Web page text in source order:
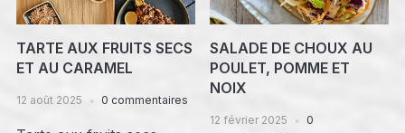
TARTE AUX FRUITS SECS
ET AU CARAMEL
12 août 2025 0 commentaires
SALADE DE CHOUX AU
POULET, POMME ET
NOIX
12 février 2025
0